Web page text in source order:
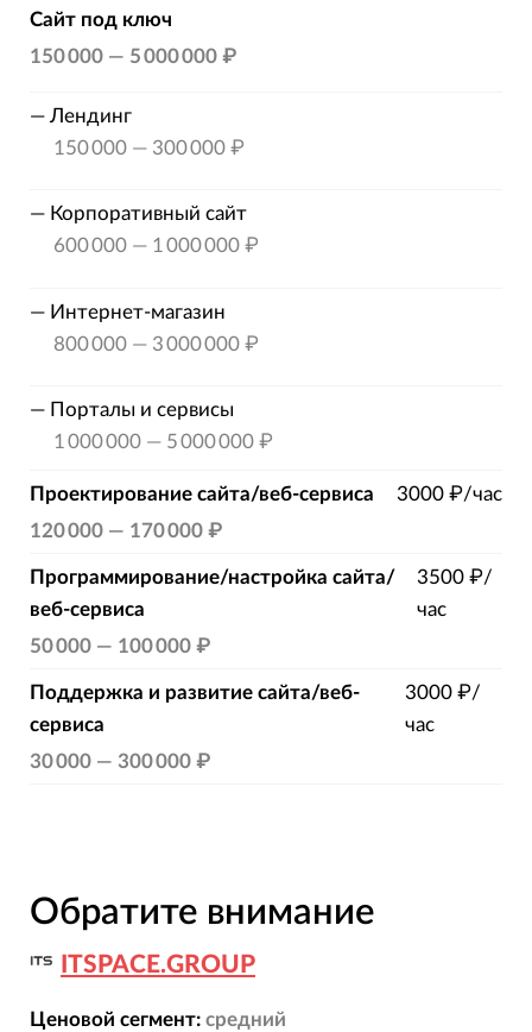
Сайт под ключ
150 000— 5 000 000 ₽
— Лендинг
150 000— 300 000 ₽
— Корпоративный сайт
600 000— 1 000 000 ₽
— Интернет-магазин
800 000— 3 000 000 ₽
— Порталы и сервисы
1 000 000— 5 000 000 ₽
Проектирование сайта/веб-сервиса
3000 ₽/час
120 000— 170 000 ₽
Программирование/настройка сайта/
веб-сервиса
3500 ₽/
час
50 000— 100 000 ₽
Поддержка и развитие сайта/веб-
сервиса
3000 ₽/
час
30 000— 300 000 ₽
Обратите внимание
ITSPACE.GROUP
Ценовой сегмент: средний